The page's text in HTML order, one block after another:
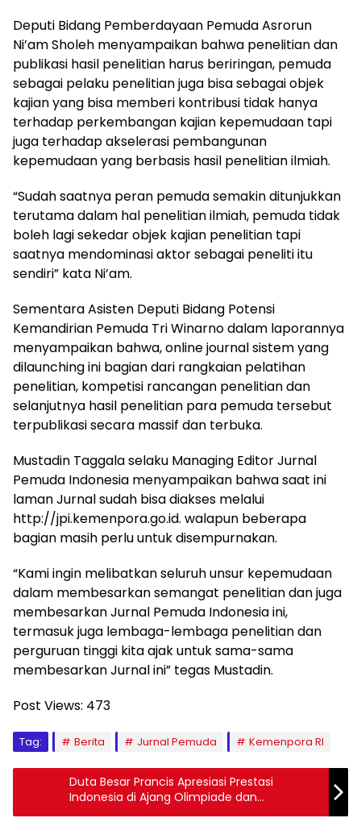
Deputi Bidang Pemberdayaan Pemuda Asrorun
Ni’am Sholeh menyampaikan bahwa penelitian dan
publikasi hasil penelitian harus beriringan, pemuda
sebagai pelaku penelitian juga bisa sebagai objek
kajian yang bisa memberi kontribusi tidak hanya
terhadap perkembangan kajian kepemudaan tapi
juga terhadap akselerasi pembangunan
kepemudaan yang berbasis hasil penelitian ilmiah.
“Sudah saatnya peran pemuda semakin ditunjukkan
terutama dalam hal penelitian ilmiah, pemuda tidak
boleh lagi sekedar objek kajian penelitian tapi
saatnya mendominasi aktor sebagai peneliti itu
sendiri” kata Ni’am.
Sementara Asisten Deputi Bidang Potensi
Kemandirian Pemuda Tri Winarno dalam laporannya
menyampaikan bahwa, online journal sistem yang
dilaunching ini bagian dari rangkaian pelatihan
penelitian, kompetisi rancangan penelitian dan
selanjutnya hasil penelitian para pemuda tersebut
terpublikasi secara massif dan terbuka.
Mustadin Taggala selaku Managing Editor Jurnal
Pemuda Indonesia menyampaikan bahwa saat ini
laman Jurnal sudah bisa diakses melalui
http://jpi.kemenpora.go.id. walapun beberapa
bagian masih perlu untuk disempurnakan.
“Kami ingin melibatkan seluruh unsur kepemudaan
dalam membesarkan semangat penelitian dan juga
membesarkan Jurnal Pemuda Indonesia ini,
termasuk juga lembaga-lembaga penelitian dan
perguruan tinggi kita ajak untuk sama-sama
membesarkan Jurnal ini” tegas Mustadin.
Post Views: 473
Tag: Berita Jurnal Pemuda Kemenpora RI
Duta Besar Prancis Apresiasi Prestasi
Indonesia di Ajang Olimpiade dan
Paralimpiade 2024